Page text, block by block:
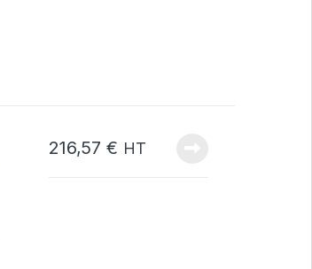
216,57€ HT